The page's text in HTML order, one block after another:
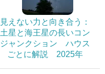
見えない力と向き合う：
土星と海王星の長いコン
ジャンクション ハウス
ごとに解説 2025年